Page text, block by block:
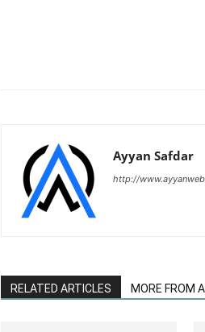
Ayyan Safdar
http://
RELATED ARTICLES MORE FROM